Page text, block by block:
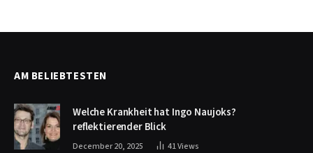
AM BELIEBTESTEN
Welche Krankheit hat Ingo Naujoks?
reflektierender Blick
December 20, 2025 41Views